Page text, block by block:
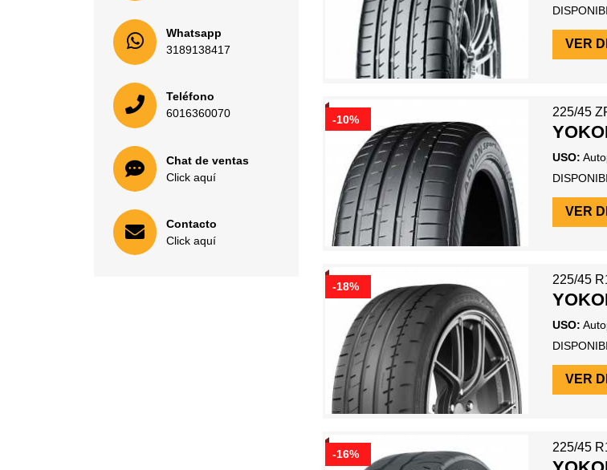
Whatsapp
3189138417
Teléfono
6016360070
Chat de ventas
Click aquí
Contacto
Click aquí
VER
-10%
225/45
USO:
VER
-18%
225/45
USO:
VER
-16%
225/45